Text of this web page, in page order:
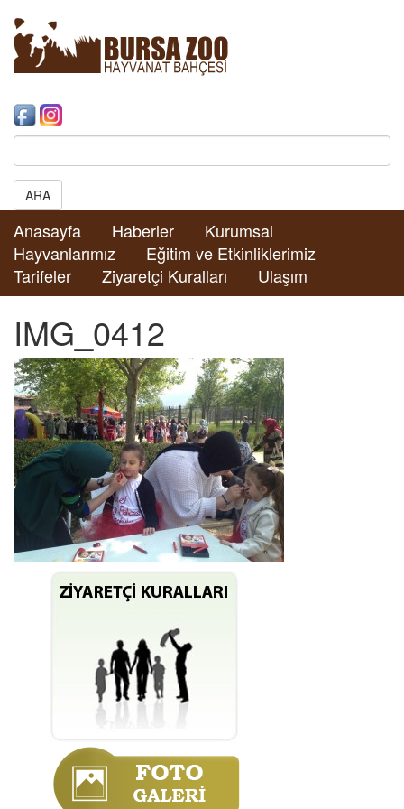
Search:
ARA
Anasayfa Haberler
Kurumsal
Hayvanlarımız
Eğitim ve Etkinliklerimiz
Tarifeler
Ziyaretçi Kuralları Ulaşım
IMG_0412